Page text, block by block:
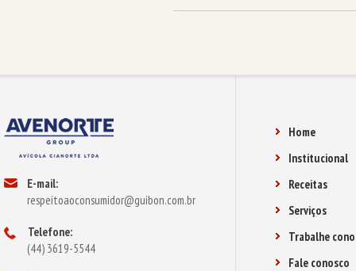
E-mail:
respeitoaoconsumidor@guibon.com.br
Telefone:
(44) 3619-5544
Home
Institucional
Receitas
Serviços
Trabalhe
Fale conosco